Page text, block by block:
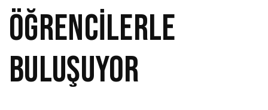
ÖĞRENCİLERLE
BULUŞUYOR